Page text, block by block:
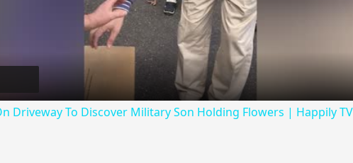
Video
Driveway To Discover Military Son Holding Flowers | Happily TV